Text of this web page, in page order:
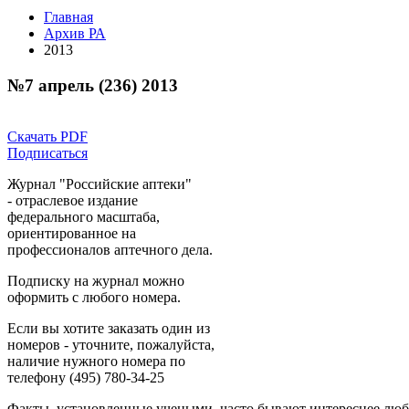
Главная
Архив РА
2013
№7 апрель (236) 2013
Скачать PDF
Подписаться
Журнал "Российские аптеки"
- отраслевое издание
федерального масштаба,
ориентированное на
профессионалов аптечного дела.
Подписку на журнал можно
оформить с любого номера.
Если вы хотите заказать один из
номеров - уточните, пожалуйста,
наличие нужного номера по
телефону (495) 780-34-25